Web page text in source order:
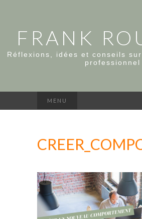
FRANK
Réflexions, idées et conseils
professionnel
MENU